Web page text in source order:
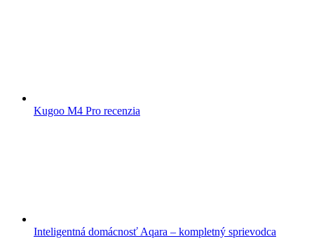
Kugoo M4 Pro recenzia
Inteligentná domácnosť Aqara – kompletný sprievodca